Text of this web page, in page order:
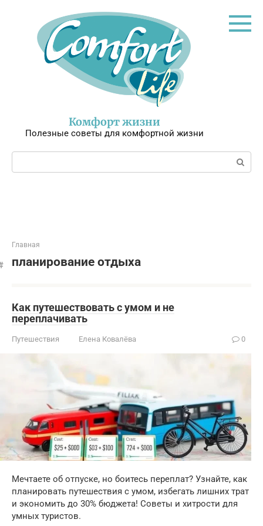
Комфорт жизни
Полезные советы для комфортной жизни
Поиск:
Главная
планирование отдыха
Как путешествовать с умом и не
переплачивать
Путешествия Елена Ковалёва 0
Мечтаете об отпуске, но боитесь переплат? Узнайте, как
планировать путешествия с умом, избегать лишних трат
и экономить до 30% бюджета! Советы и хитрости для
умных туристов.